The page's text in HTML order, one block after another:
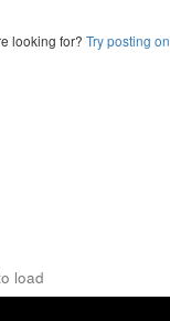
looking for? Try posting on
load